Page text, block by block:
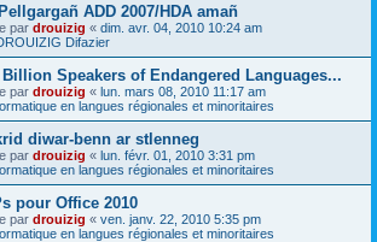
ADD 2007/HDA amañ
par drouizig « dim. avr. 04, 2010 10:24 am
Difazier
Speakers of Endangered Languages...
par drouizig « lun. mars 08, 2010 11:17 am
en langues régionales et minoritaires
diwar-benn ar stlenneg
par drouizig « lun. févr. 01, 2010 3:31 pm
en langues régionales et minoritaires
pour Office 2010
par drouizig « ven. janv. 22, 2010 5:35 pm
en langues régionales et minoritaires